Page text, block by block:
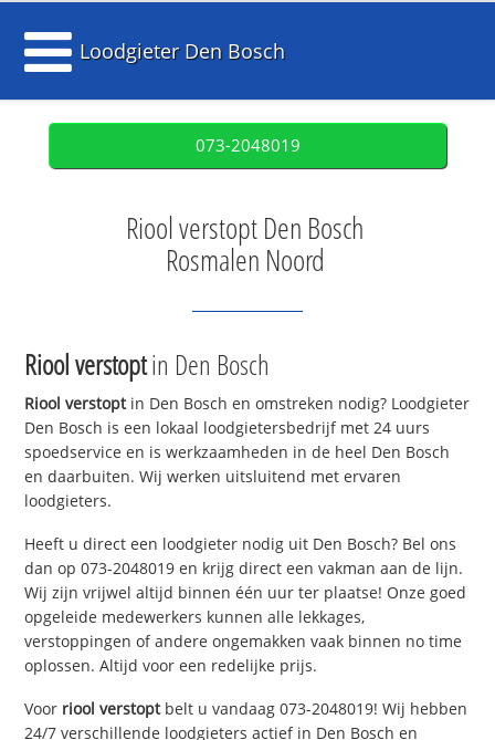
Loodgieter Den Bosch
073-2048019
Riool verstopt Den Bosch
Rosmalen Noord
Riool verstoptin Den Bosch
Riool verstoptin Den Bosch en omstreken nodig? Loodgieter
Den Bosch is een lokaal loodgietersbedrijf met 24 uurs
spoedservice en is werkzaamheden in de heel Den Bosch
en daarbuiten. Wij werken uitsluitend met ervaren
loodgieters.
Heeft u direct een loodgieter nodig uit Den Bosch? Bel ons
dan op 073-2048019 en krijg direct een vakman aan de lijn.
Wij zijn vrijwel altijd binnen één uur ter plaatse! Onze goed
opgeleide medewerkers kunnen alle lekkages,
verstoppingen of andere ongemakken vaak binnen no time
oplossen. Altijd voor een redelijke prijs.
Voor riool verstoptbelt u vandaag 073-2048019! Wij hebben
24/7 verschillende loodgieters actief in Den Bosch en